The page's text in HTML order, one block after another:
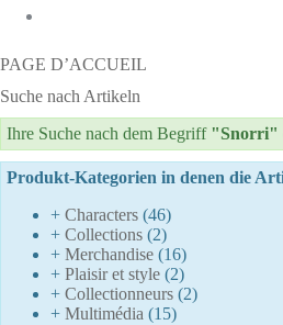
PAGE D’ACCUEIL
Suche nach Artikeln
Ihre Suche nach dem Begriff "Snorri"
Produkt-Kategorien in denen die
+ Characters (46)
+ Collections (2)
+ Merchandise (16)
+ Plaisir et style (2)
+ Collectionneurs (2)
+ Multimédia (15)